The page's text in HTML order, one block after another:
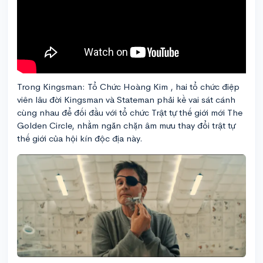
Trong Kingsman: Tổ Chức Hoàng Kim , hai tổ chức điệp
viên lâu đời Kingsman và Stateman phải kề vai sát cánh
cùng nhau để đối đầu với tổ chức Trật tự thế giới mới The
Golden Circle, nhằm ngăn chặn âm mưu thay đổi trật tự
thế giới của hội kín độc địa này.